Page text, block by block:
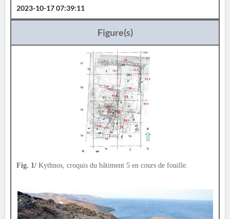
2023-10-17 07:39:11
Figure(s)
Fig. 1/ Kythnos, croquis du bâtiment 5 en cours de fouille.